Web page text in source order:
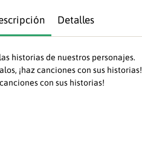
Detalles
historias de nuestros personajes.
¡haz canciones con sus historias!
canciones con sus historias!